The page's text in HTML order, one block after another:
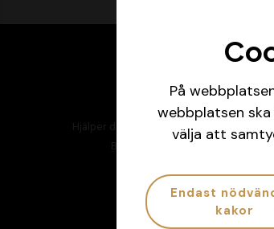
Hjälper dig att hålla koll på ditt spelande
Besök
ATG.se/atgcheck
På
webbplatsen
välja att
Endast
kakor